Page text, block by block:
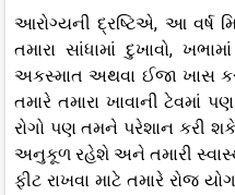
આરોગ્યની દ્રષ્ટિએ, આ વર્ષ
તમારા સાંધામાં દુખાવો,
અકસ્માત અથવા ઈજા ખાસ
તમારે તમારા ખાવાની ટેવમાં
રોગો પણ તમને પરેશાન કરી શકે
અનુકૂળ રહેશે અને તમારી
ફીટ રાખવા માટે તમારે રોજ